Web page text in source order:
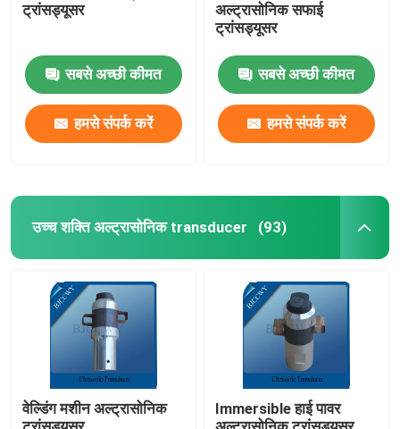
ट्रांसड्यूसर
सबसे अच्छी कीमत
हमसे संपर्क करें
अल्ट्रासोनिक सफाई
ट्रांसड्यूसर
सबसे अच्छी कीमत
हमसे संपर्क करें
उच्च शक्ति अल्ट्रासोनिक transducer (93)
वेल्डिंग मशीन अल्ट्रासोनिक
Immersible हाई पावर